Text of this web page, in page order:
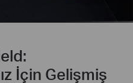
İçin Gelişmiş